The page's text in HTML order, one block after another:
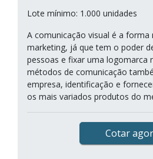
Lote mínimo: 1.000 unidades
A comunicação visual é a forma
marketing, já que tem o poder
pessoas e fixar uma logomarca
métodos de comunicação
empresa, identificação e
os mais variados produtos do
Cotar